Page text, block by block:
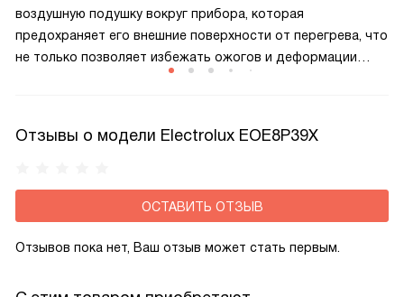
воздушную подушку вокруг прибора, которая
предохраняет его внешние поверхности от перегрева, что
не только позволяет избежать ожогов и деформации
Отзывы о модели Electrolux EOE8P39X
ОСТАВИТЬ ОТЗЫВ
Отзывов пока нет, Ваш отзыв может стать первым.